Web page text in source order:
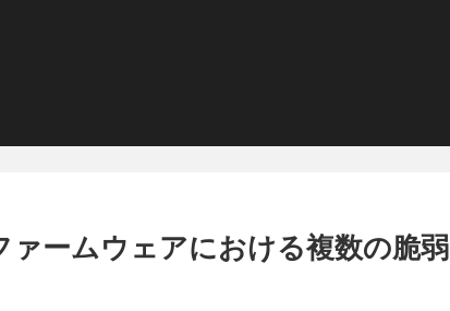
ームウェアにおける複数の脆弱